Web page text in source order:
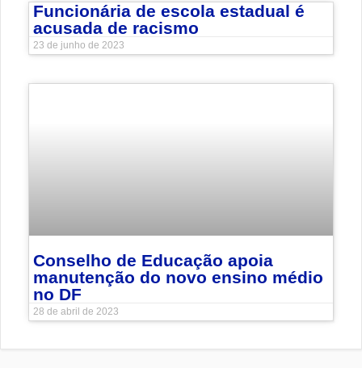
Funcionária de escola estadual é
acusada de racismo
23 de junho de 2023
Conselho de Educação apoia
manutenção do novo ensino médio
no DF
28 de abril de 2023